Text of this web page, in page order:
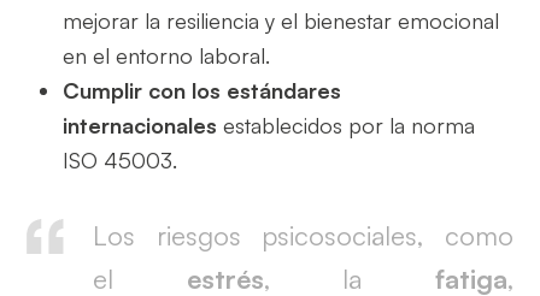
mejorar la resiliencia y el bienestar emocional
en el entorno laboral.
Cumplir con los estándares
internacionales establecidos por la norma
ISO 45003.
Los riesgos psicosociales, como
el estrés, la fatiga,